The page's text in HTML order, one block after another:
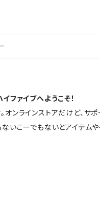
ファイブへようこそ！
オンラインストアだけど、サ
ないこーでもないとアイテ